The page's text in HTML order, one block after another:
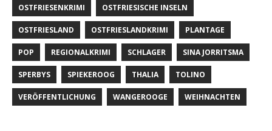
OSTFRIESENKRIMI OSTFRIESISCHE INSELN
OSTFRIESLAND OSTFRIESLANDKRIMI PLANTAGE
POP REGIONALKRIMI SCHLAGER SINA JORRITSMA
SPERBYS SPIEKEROOG THALIA TOLINO
VERÖFFENTLICHUNG WANGEROOGE WEIHNACHTEN